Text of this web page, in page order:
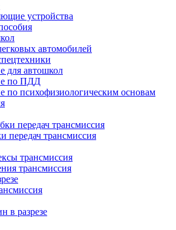
устройства
автомобилей
для автошкол
по ПДД
по психофизиологическим основам
передач трансмиссия
передач трансмиссия
трансмиссия
трансмиссия
в разрезе